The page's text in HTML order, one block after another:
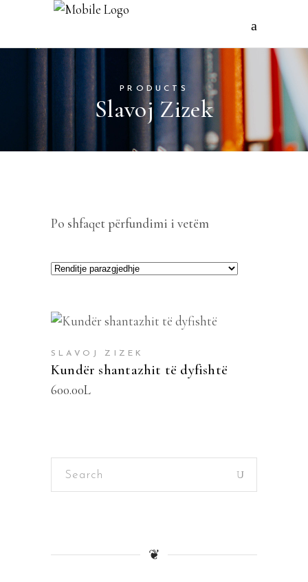
PRODUCTS
Slavoj Zizek
Po shfaqet përfundimi i vetëm
SHTOJE NË SHPORTË
SLAVOJ ZIZEK
Kundër shantazhit të dyfishtë
600.00L
Search
❦